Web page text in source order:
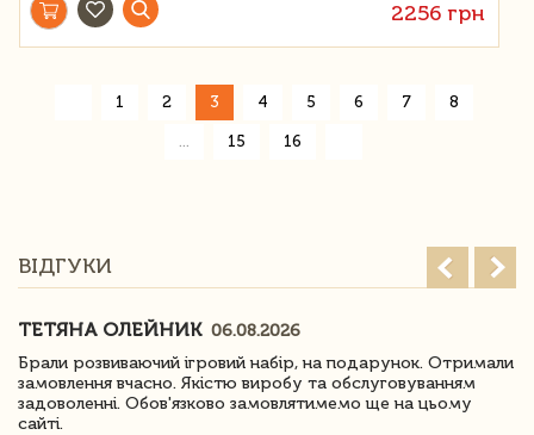
2256 грн
1 2 3 4 5 6 7 8
15 16
ВІДГУКИ
ТЕТЯНА ОЛЕЙНИК 06.08.2026
Брали розвиваючий ігровий набір, на подарунок. Отримали
замовлення вчасно. Якістю виробу та обслуговуванням
задоволенні. Обов'язково замовлятимемо ще на цьому
сайті.